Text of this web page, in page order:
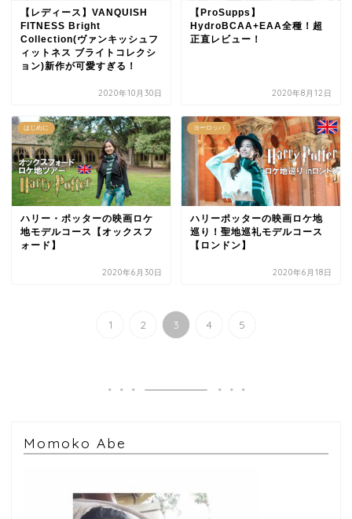
【レディース】VANQUISH
FITNESS Bright
Collection(ヴァンキッシュフ
ィットネス ブライトコレクシ
ョン)新作が可愛すぎる！
2020年10月30日
【ProSupps】
HydroBCAA+EAA全種！超
正直レビュー！
2020年8月12日
はじめに
ハリー・ポッターの映画ロケ
地モデルコース【オックスフ
ォード】
2020年6月30日
ヨーロッパ
ハリーポッターの映画ロケ地
巡り！聖地巡礼モデルコース
【ロンドン】
2020年6月18日
1 2 3 4 5
Momoko Abe